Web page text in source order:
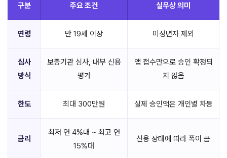
구분 주요 조건 실무상 의미
연령 만 19세 이상 미성년자 제외
심사
방식
보증기관 심사, 내부 신용
평가
앱 접수만으로 승인 확정되
지 않음
한도 최대 300만원 실제 승인액은 개인별 차등
금리
최저 연 4%대 ~ 최고 연
15%대
신용 상태에 따라 폭이 큼